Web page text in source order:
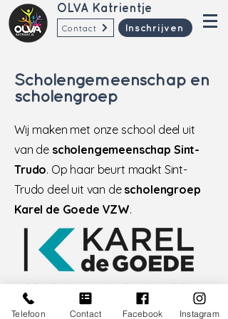
OLVA Katrientje
Contact Inschrijven
Scholengemeenschap en
scholengroep
Wij maken met onze school deel uit
van de scholengemeenschap Sint-
Trudo. Op haar beurt maakt Sint-
Trudo deel uit van de scholengroep
Karel de Goede VZW.
Meer info over Karel de Goede
Telefoon Contact Facebook Instagram